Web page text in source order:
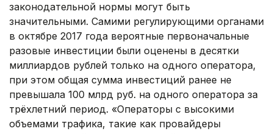
законодательной нормы могут быть
значительными. Самими регулирующими органами
в октябре 2017 года вероятные первоначальные
разовые инвестиции были оценены в десятки
миллиардов рублей только на одного оператора,
при этом общая сумма инвестиций ранее не
превышала 100 млрд руб. на одного оператора за
трёхлетний период. «Операторы с высокими
объемами трафика, такие как провайдеры